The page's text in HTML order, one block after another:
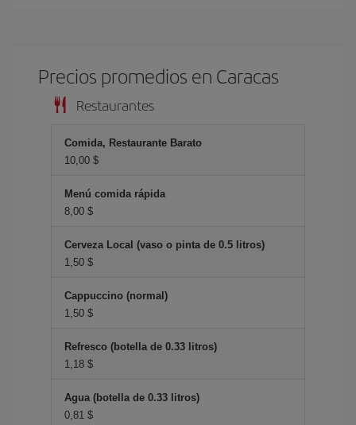
Precios promedios en Caracas
Restaurantes
Comida, Restaurante Barato
10,00 $
Menú comida rápida
8,00 $
Cerveza Local (vaso o pinta de 0.5 litros)
1,50 $
Cappuccino (normal)
1,50 $
Refresco (botella de 0.33 litros)
1,18 $
Agua (botella de 0.33 litros)
0,81 $